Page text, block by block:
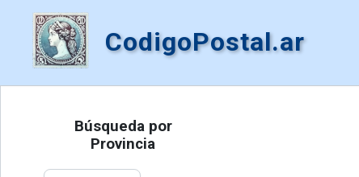
CodigoPostal.ar
Búsqueda por
Provincia